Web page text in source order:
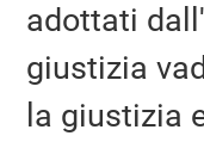
adottati
giustizia
la giustizia